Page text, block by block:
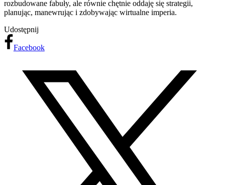
rozbudowane fabuły, ale równie chętnie oddaję się strategii,
planując, manewrując i zdobywając wirtualne imperia.
Udostępnij
Facebook